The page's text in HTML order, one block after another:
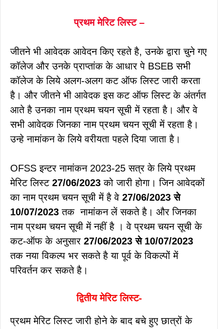
प्रथम मेरिट लिस्ट –
जीतने भी आवेदक आवेदन किए रहते है, उनके द्वारा चुने गए
कॉलेज और उनके प्राप्तांक के आधार पे BSEB सभी
कॉलेज के लिये अलग-अलग कट ऑफ लिस्ट जारी करता
है। और जीतने भी आवेदक इस कट ऑफ लिस्ट के अंतर्गत
आते है उनका नाम प्रथम चयन सूची में रहता है। और वे
सभी आवेदक जिनका नाम प्रथम चयन सूची में रहता है।
उन्हे नामांकन के लिये वरीयता पहले दिया जाता है।
OFSS इन्टर नामांकन 2023-25 सत्र के लिये प्रथम
मेरिट लिस्ट 27/06/2023 को जारी होगा। जिन आवेदकों
का नाम प्रथम चयन सूची में है वे 27/06/2023 से
10/07/2023तक नामांकन लें सकते है। और जिनका
नाम प्रथम चयन सूची में नहीं है । वे प्रथम चयन सूची के
कट-ऑफ के अनुसार 27/06/2023 से 10/07/2023
तक नया विकल्प भर सकते है या पूर्व के विकल्पों में
परिवर्तन कर सकते है।
द्वितीय मेरिट लिस्ट-
प्रथम मेरिट लिस्ट जारी होने के बाद बचे हुए छात्रों के